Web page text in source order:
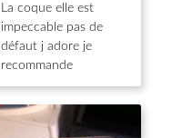
Note5
sur 5
La coque elle est
impeccable pas de
défaut j adore je
recommande